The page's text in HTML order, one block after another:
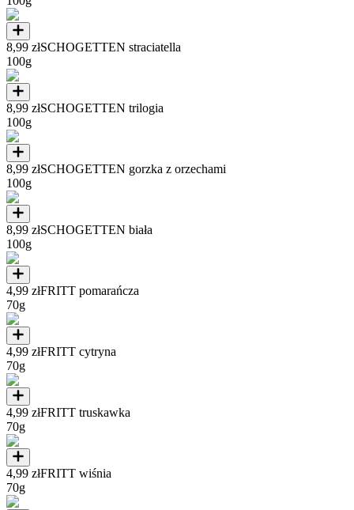
8,99 złSCHOGETTEN straciatella
100g
8,99 złSCHOGETTEN trilogia
100g
8,99 złSCHOGETTEN gorzka z orzechami
100g
8,99 złSCHOGETTEN biała
100g
4,99 złFRITT pomarańcza
70g
4,99 złFRITT cytryna
70g
4,99 złFRITT truskawka
70g
4,99 złFRITT wiśnia
70g